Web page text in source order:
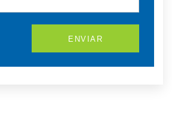
ENVIAR